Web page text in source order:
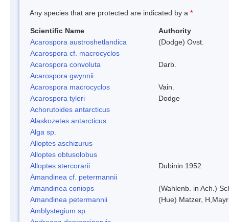
Any species that are protected are indicated by a *
Scientific Name
Authority
Acarospora austroshetlandica
(Dodge) Ovst.
Acarospora cf. macrocyclos
Acarospora convoluta
Darb.
Acarospora gwynnii
Acarospora macrocyclos
Vain.
Acarospora tyleri
Dodge
Achorutoides antarcticus
Alaskozetes antarcticus
Alga sp.
Alloptes aschizurus
Alloptes obtusolobus
Alloptes stercorarii
Dubinin 1952
Amandinea cf. petermannii
Amandinea coniops
(Wahlenb. in Ach.)
Amandinea petermannii
(Hue) Matzer,
Amblystegium sp.